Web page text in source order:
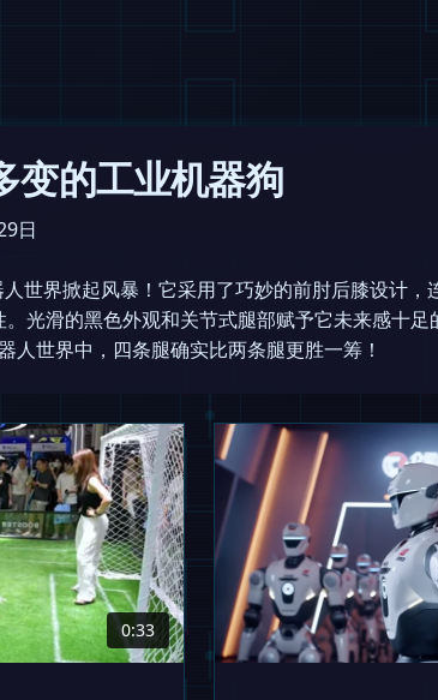
的工业机器狗
日
世界掀起风暴！它采用了巧妙的前肘后膝设计，
光滑的黑色外观和关节式腿部赋予它未来感十足
世界中，四条腿确实比两条腿更胜一筹！
0:33